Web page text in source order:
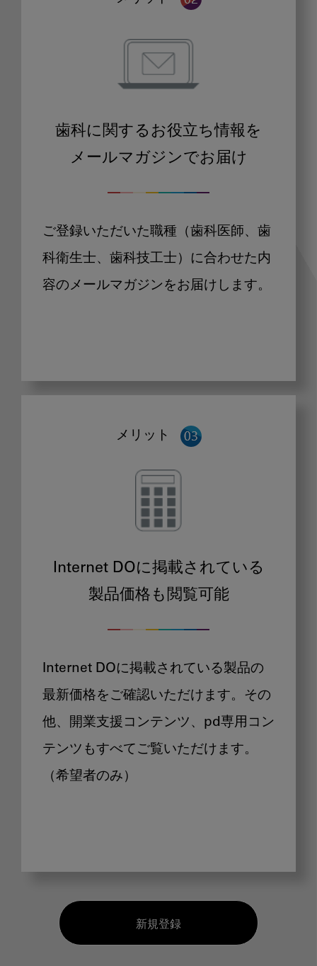
歯科に関するお役立ち情報を
メールマガジンでお届け
ご登録いただいた職種（歯科医師、歯
科衛生士、歯科技工士）に合わせた内
容のメールマガジンをお届けします。
メリット
Internet DOに掲載されている
製品価格も閲覧可能
Internet DOに掲載されている製品の
最新価格をご確認いただけます。その
他、開業支援コンテンツ、pd専用コン
テンツもすべてご覧いただけます。
（希望者のみ）
新規登録